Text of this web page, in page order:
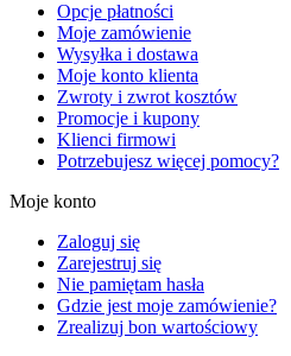
Opcje płatności
Moje zamówienie
Wysyłka i dostawa
Moje konto klienta
Zwroty i zwrot kosztów
Promocje i kupony
Klienci firmowi
Potrzebujesz więcej pomocy?
Moje konto
Zaloguj się
Zarejestruj się
Nie pamiętam hasła
Gdzie jest moje zamówienie?
Zrealizuj bon wartościowy